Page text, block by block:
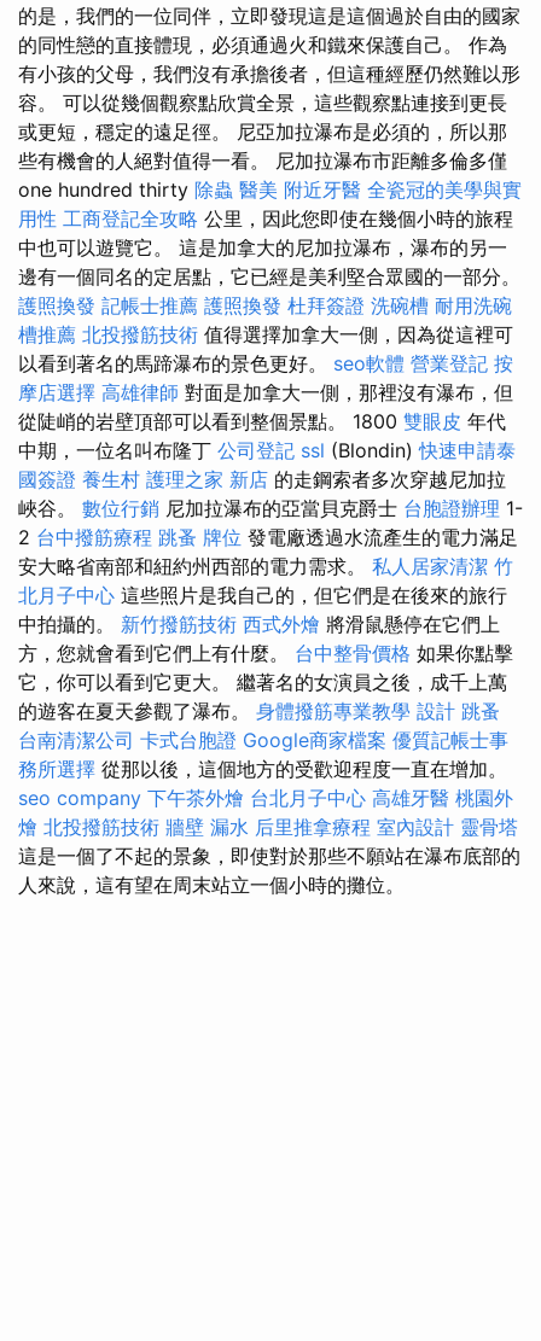
的是，我們的一位同伴，立即發現這是這個過於自由的國家
的同性戀的直接體現，必須通過火和鐵來保護自己。 作為
有小孩的父母，我們沒有承擔後者，但這種經歷仍然難以形
容。 可以從幾個觀察點欣賞全景，這些觀察點連接到更長
或更短，穩定的遠足徑。 尼亞加拉瀑布是必須的，所以那
些有機會的人絕對值得一看。 尼加拉瀑布市距離多倫多僅
one hundred thirty 除蟲 醫美 附近牙醫 全瓷冠的美學與實
用性 工商登記全攻略 公里，因此您即使在幾個小時的旅程
中也可以遊覽它。 這是加拿大的尼加拉瀑布，瀑布的另一
邊有一個同名的定居點，它已經是美利堅合眾國的一部分。
護照換發 記帳士推薦 護照換發 杜拜簽證 洗碗槽 耐用洗碗
槽推薦 北投撥筋技術 值得選擇加拿大一側，因為從這裡可
以看到著名的馬蹄瀑布的景色更好。 seo軟體 營業登記 按
摩店選擇 高雄律師 對面是加拿大一側，那裡沒有瀑布，但
從陡峭的岩壁頂部可以看到整個景點。 1800 雙眼皮 年代
中期，一位名叫布隆丁 公司登記 ssl (Blondin)快速申請泰
國簽證 養生村 護理之家 新店 的走鋼索者多次穿越尼加拉
峽谷。 數位行銷 尼加拉瀑布的亞當貝克爵士 台胞證辦理 1-
2 台中撥筋療程 跳蚤 牌位 發電廠透過水流產生的電力滿足
安大略省南部和紐約州西部的電力需求。 私人居家清潔 竹
北月子中心 這些照片是我自己的，但它們是在後來的旅行
中拍攝的。 新竹撥筋技術 西式外燴 將滑鼠懸停在它們上
方，您就會看到它們上有什麼。 台中整骨價格 如果你點擊
它，你可以看到它更大。 繼著名的女演員之後，成千上萬
的遊客在夏天參觀了瀑布。 身體撥筋專業教學 設計 跳蚤
台南清潔公司 卡式台胞證 Google商家檔案 優質記帳士事
務所選擇 從那以後，這個地方的受歡迎程度一直在增加。
seo company 下午茶外燴 台北月子中心 高雄牙醫 桃園外
燴 北投撥筋技術 牆壁 漏水 后里推拿療程 室內設計 靈骨塔
這是一個了不起的景象，即使對於那些不願站在瀑布底部的
人來說，這有望在周末站立一個小時的攤位。